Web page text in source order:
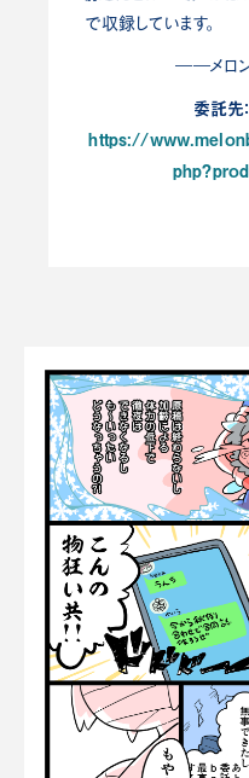
で収録しています。
――メロン
委託先
https://